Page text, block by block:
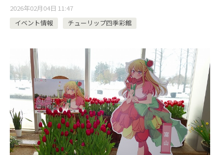
2026年02月04日 11:47
イベント情報
チューリップ四季彩館